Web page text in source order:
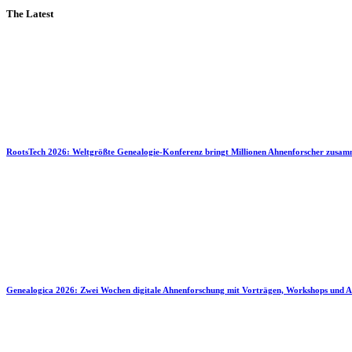
The Latest
RootsTech 2026: Weltgrößte Genealogie-Konferenz bringt Millionen Ahnenforscher
Genealogica 2026: Zwei Wochen digitale Ahnenforschung mit Vorträgen, Workshops und